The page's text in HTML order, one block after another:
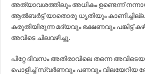
അത്യാവശത്തിലും അധികം ഉണ്ടെന്ന്
ആല്‍ബര്‍ട്ട് യാതൊരു ധൃതിയും
കരുതിയിരുന്ന മദ്യവും ഭക്ഷണവും പങ്കിട്ട്
അവിടെ ചിലവഴിച്ചൂ.
പിറ്റേ ദിവസം അതിരാവിലെ തന്നെ
പൊളിച്ച് സ്വര്‍ണവും പണവും വിലയേറിയ